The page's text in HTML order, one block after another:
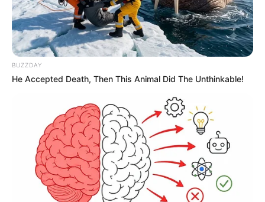
BUZZDAY
He Accepted Death, Then This Animal Did The Unthinkable!